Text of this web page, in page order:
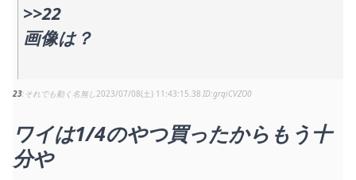
>>22
画像は？
23 それでも動く名無し 2023/07/08(土) 11:43:15.38 grqiCVZO0
ワイは1/4のやつ買ったからもう十
分や